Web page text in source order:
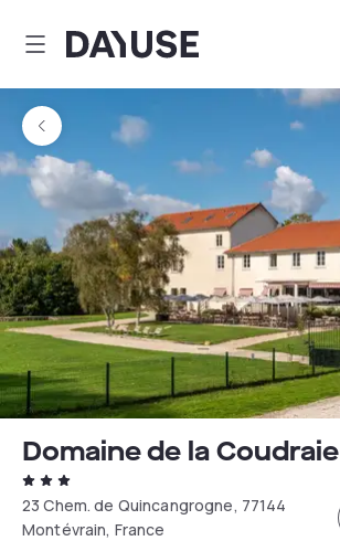
Dayuse
Domaine de la Coudraie
23 Chem. de Quincangrogne, 77144
Montévrain, France